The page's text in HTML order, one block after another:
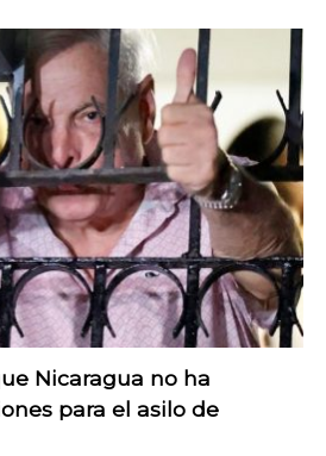
Nicaragua no ha
para el asilo de